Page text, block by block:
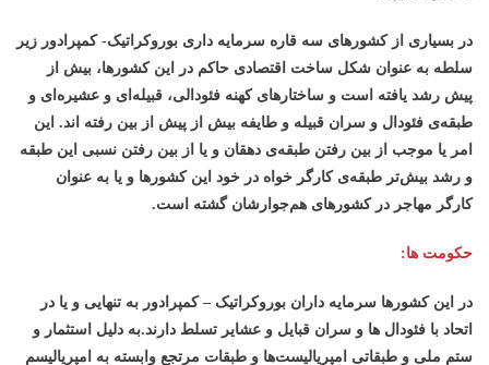
در بسیاری از کشورهای سه قاره سرمایه داری بوروکراتیک- کمپرادور زیر
سلطه به عنوان شکل ساخت اقتصادی حاکم در این کشورها، بیش از
پیش رشد یافته است و ساختارهای کهنه فئودالی، قبیله‌ای و عشیره‌ای و
طبقه‌ی فئودال و سران قبیله و طایفه بیش از پیش از بین رفته اند. این
امر یا موجب از بین رفتن طبقه‌ی دهقان و یا از بین رفتن نسبی این طبقه
و رشد بیش‌تر طبقه‌ی کارگر خواه در خود این کشورها و یا به عنوان
کارگر مهاجر در کشورهای هم‌جوارشان گشته است.
حکومت ها:
در این کشورها سرمایه داران بوروکراتیک – کمپرادور به تنهایی و یا در
اتحاد با فئودال ها و سران قبایل و عشایر تسلط دارند.به دلیل استثمار و
ستم ملی و طبقاتی امپریالیست‌ها و طبقات مرتجع وابسته به امپریالیسم